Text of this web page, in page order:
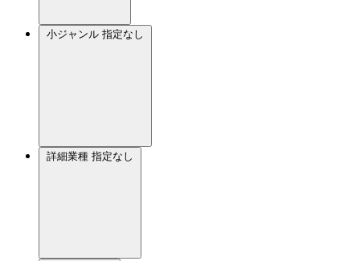
小ジャンル 指定なし
詳細業種 指定なし